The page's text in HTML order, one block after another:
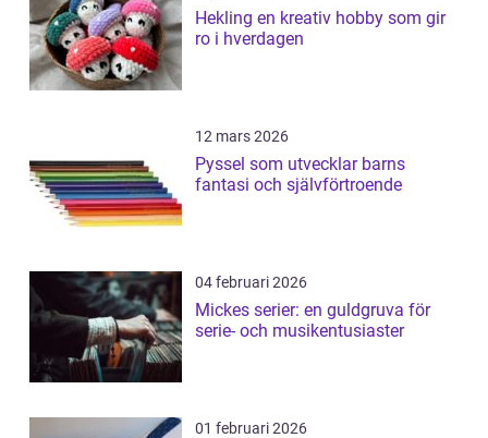
Hekling en kreativ hobby som gir
ro i hverdagen
12 mars 2026
Pyssel som utvecklar barns
fantasi och självförtroende
04 februari 2026
Mickes serier: en guldgruva för
serie- och musikentusiaster
01 februari 2026